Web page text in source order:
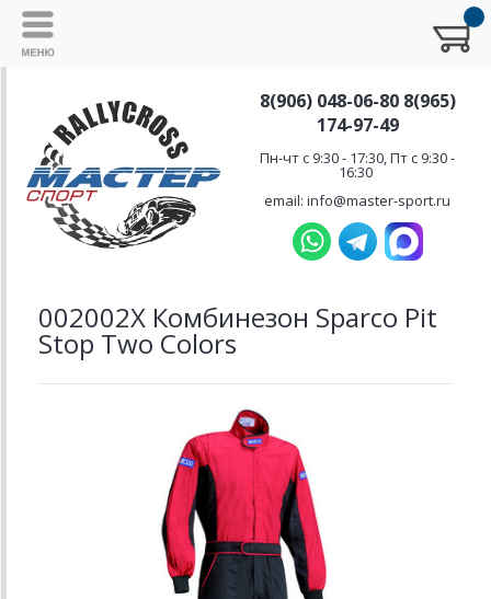
8(906) 048-06-80 8(965)
174-97-49
Пн-чт с 9:30 - 17:30, Пт с 9:30 -
16:30
email: info@master-sport.ru
002002X Комбинезон Sparco Pit
Stop Two Colors